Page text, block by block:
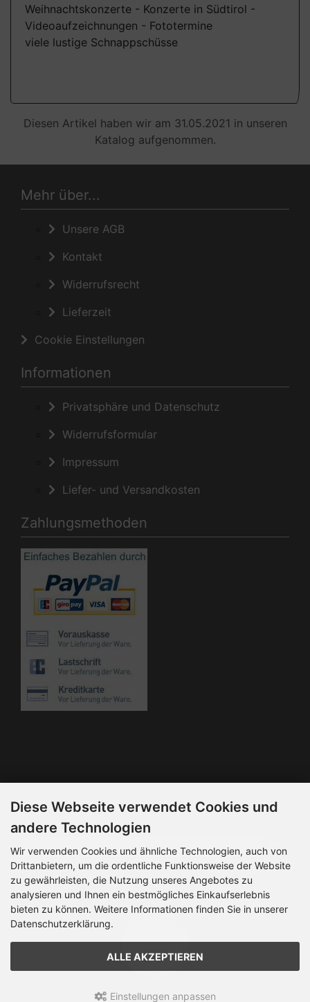
Weihnachtskonzerte - Konzerte in Südtirol -
Videoaufzeichnungen - Fototermine
viele lustige Schnappschüsse
Diesen Artikel haben wir am 31.05.2021 in unseren
Katalog aufgenommen.
Mehr über...
Unsere AGB
Kontakt
Widerrufsrecht
Lieferzeit
Cookie Einstellungen
Informationen
Privatsphäre und Datenschutz
Widerrufsformular
Impressum
Liefer- und Versandkosten
Zahlungsmethoden
Der Newsletter kann jederzeit hier oder in Ihrem Kundenkonto
abbestellt werden.
Diese Webseite verwendet Cookies und
andere Technologien
Wir verwenden Cookies und ähnliche Technologien, auch von
Drittanbietern, um die ordentliche Funktionsweise der Website
zu gewährleisten, die Nutzung unseres Angebotes zu
analysieren und Ihnen ein bestmögliches Einkaufserlebnis
bieten zu können. Weitere Informationen finden Sie in unserer
Datenschutzerklärung.
ALLE AKZEPTIEREN
Einstellungen anpassen